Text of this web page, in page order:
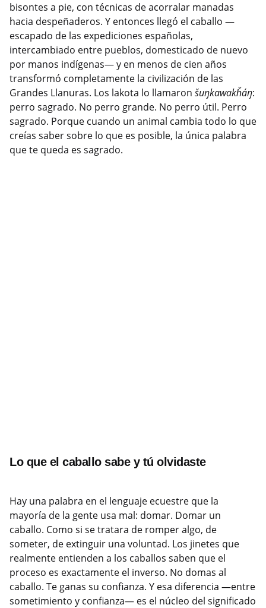
bisontes a pie, con técnicas de acorralar manadas
hacia despeñaderos. Y entonces llegó el caballo —
escapado de las expediciones españolas,
intercambiado entre pueblos, domesticado de nuevo
por manos indígenas— y en menos de cien años
transformó completamente la civilización de las
Grandes Llanuras. Los lakota lo llamaron šuŋkawakȟáŋ:
perro sagrado. No perro grande. No perro útil. Perro
sagrado. Porque cuando un animal cambia todo lo que
creías saber sobre lo que es posible, la única palabra
que te queda es sagrado.
Lo que el caballo sabe y tú olvidaste
Hay una palabra en el lenguaje ecuestre que la
mayoría de la gente usa mal: domar. Domar un
caballo. Como si se tratara de romper algo, de
someter, de extinguir una voluntad. Los jinetes que
realmente entienden a los caballos saben que el
proceso es exactamente el inverso. No domas al
caballo. Te ganas su confianza. Y esa diferencia —entre
sometimiento y confianza— es el núcleo del significado